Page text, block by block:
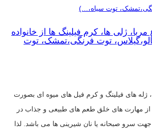
مربا، ژلی ها، کرم فیلینگ ها از خانواده
توت فرنگی،تمشک، توت
ژله های فیلینگ و کرم فیل های میوه ای بصورت
از مهارت های خلق طعم های طبیعی و جذاب در
سرو صبحانه یا نان شیرینی ها می باشد. لذا